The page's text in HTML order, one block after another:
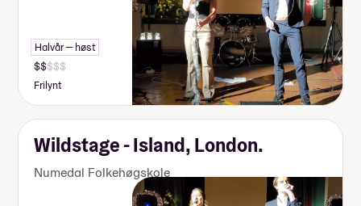
Halvår — høst
Frilynt
Wildstage - Island, London.
Numedal Folkehøgskole